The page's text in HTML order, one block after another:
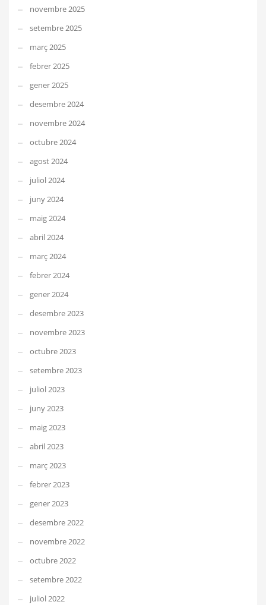
novembre 2025
setembre 2025
març 2025
febrer 2025
gener 2025
desembre 2024
novembre 2024
octubre 2024
agost 2024
juliol 2024
juny 2024
maig 2024
abril 2024
març 2024
febrer 2024
gener 2024
desembre 2023
novembre 2023
octubre 2023
setembre 2023
juliol 2023
juny 2023
maig 2023
abril 2023
març 2023
febrer 2023
gener 2023
desembre 2022
novembre 2022
octubre 2022
setembre 2022
juliol 2022